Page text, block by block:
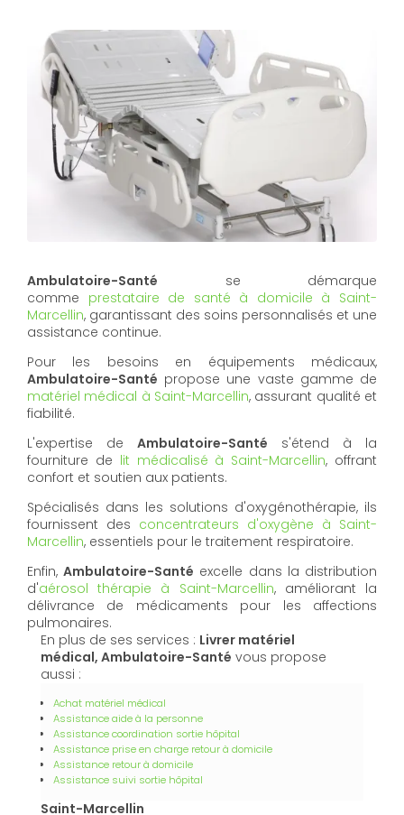
Ambulatoire-Santé se démarque
comme prestataire de santé à domicile à Saint-
Marcellin, garantissant des soins personnalisés et une
assistance continue.
Pour les besoins en équipements médicaux,
Ambulatoire-Santé propose une vaste gamme de
matériel médical à Saint-Marcellin, assurant qualité et
fiabilité.
L'expertise de Ambulatoire-Santé s'étend à la
fourniture de lit médicalisé à Saint-Marcellin, offrant
confort et soutien aux patients.
Spécialisés dans les solutions d'oxygénothérapie, ils
fournissent des concentrateurs d'oxygène à Saint-
Marcellin, essentiels pour le traitement respiratoire.
Enfin,Ambulatoire-Santé excelle dans la distribution
d'aérosol thérapie à Saint-Marcellin, améliorant la
délivrance de médicaments pour les affections
pulmonaires.
En plus de ses services : Livrer matériel
médical, Ambulatoire-Santé vous propose
aussi :
Achat matériel médical
Assistance aide à la personne
Assistance coordination sortie hôpital
Assistance prise en charge retour à domicile
Assistance retour à domicile
Assistance suivi sortie hôpital
Saint-Marcellin